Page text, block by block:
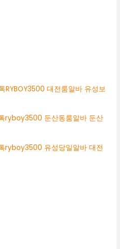
RYBOY3500 대전룸알바 유성보
ryboy3500 둔산동룸알바 둔산
ryboy3500 유성당일알바 대전